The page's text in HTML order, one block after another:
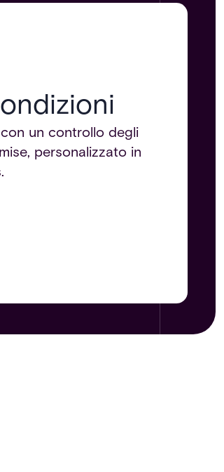
un controllo degli
personalizzato in